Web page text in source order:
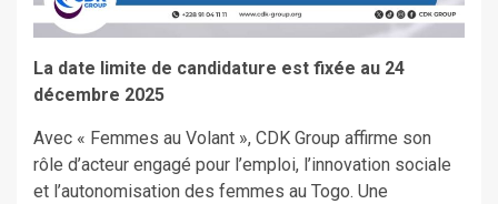
La date limite de candidature est fixée au 24
décembre 2025
Avec « Femmes au Volant », CDK Group affirme son
rôle d’acteur engagé pour l’emploi, l’innovation sociale
et l’autonomisation des femmes au Togo. Une